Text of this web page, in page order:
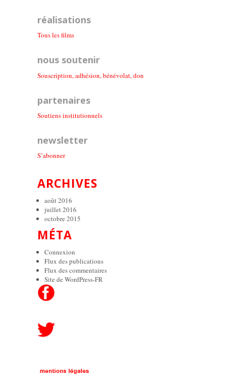
réalisations
Tous les films
nous soutenir
Souscription, adhésion, bénévolat, don
partenaires
Soutiens institutionnels
newsletter
S’abonner
ARCHIVES
août 2016
juillet 2016
octobre 2015
MÉTA
Connexion
Flux des publications
Flux des commentaires
Site de WordPress-FR